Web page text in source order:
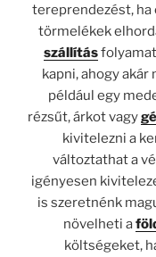
tereprendezést, ha
törmelékek
szállítás
kapni, ahogy akár
például egy
rézsűt, árkot vagy
kivitelezni a
változtathat a
igényesen
is szeretnénk
növelheti a
költségeket,